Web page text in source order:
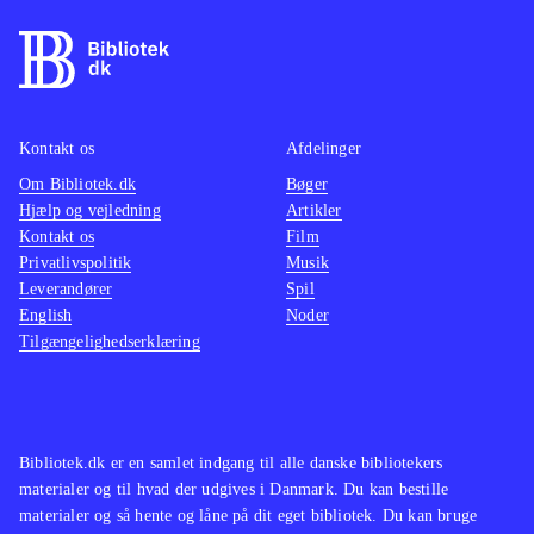
Bibliotek.dk er en samlet indgang til alle danske bibliotekers
materialer og til hvad der udgives i Danmark. Du kan bestille
materialer og så hente og låne på dit eget bibliotek. Du kan bruge
Kontakt os
Om Bibliotek.dk
Hjælp og vejledning
Kontakt os
Privatlivspolitik
Leverandører
English
Tilgængelighedserklæring
Afdelinger
Bøger
Artikler
Film
Musik
Spil
Noder